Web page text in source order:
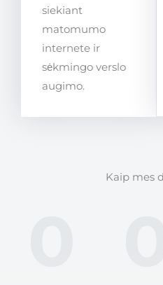
siekiant
matomumo
internete ir
sėkmingo verslo
augimo.
Kaip mes